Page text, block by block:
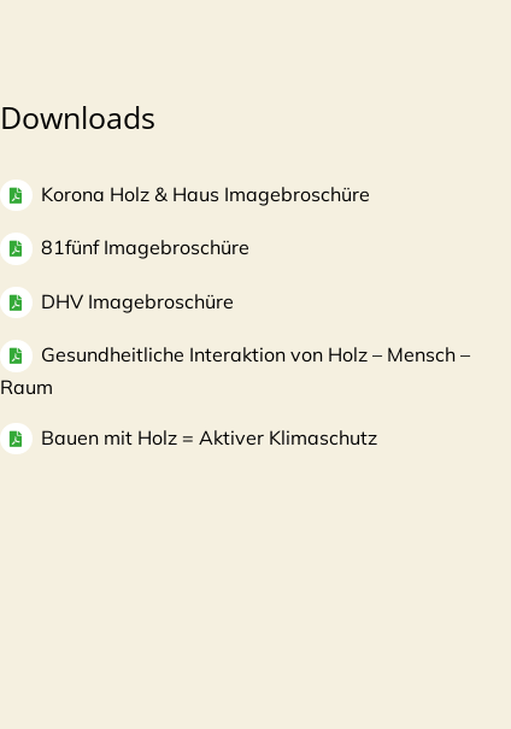
Downloads
Korona Holz & Haus Imagebroschüre
81fünf Imagebroschüre
DHV Imagebroschüre
Gesundheitliche Interaktion von Holz – Mensch –
Raum
Bauen mit Holz = Aktiver Klimaschutz